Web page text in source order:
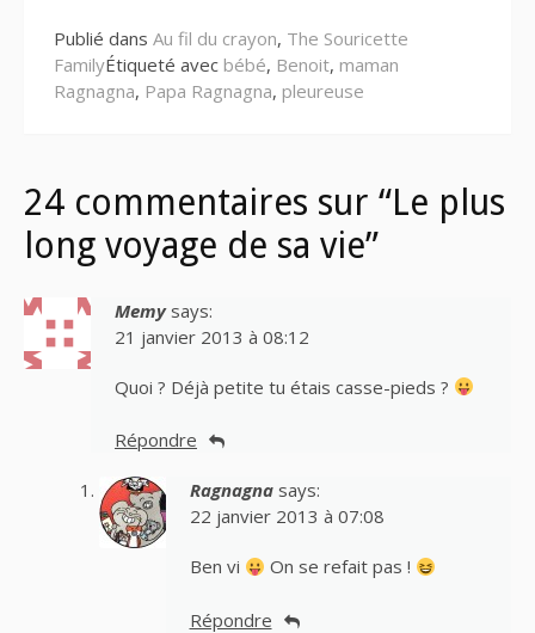
Publié dans Au fil du crayon, The Souricette
FamilyÉtiqueté avec bébé, Benoit, maman
Ragnagna, Papa Ragnagna, pleureuse
24 commentaires sur “Le plus
long voyage de sa vie”
Memy says:
21 janvier 2013 à 08:12
Quoi ? Déjà petite tu étais casse-pieds ?
Répondre
Ragnagna says:
22 janvier 2013 à 07:08
Ben vi On se refait pas !
Répondre